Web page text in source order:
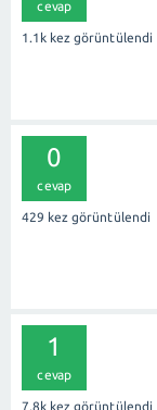
cevap
1.1k kez görüntülendi
0
cevap
429 kez görüntülendi
1
cevap
7.8k kez görüntülendi